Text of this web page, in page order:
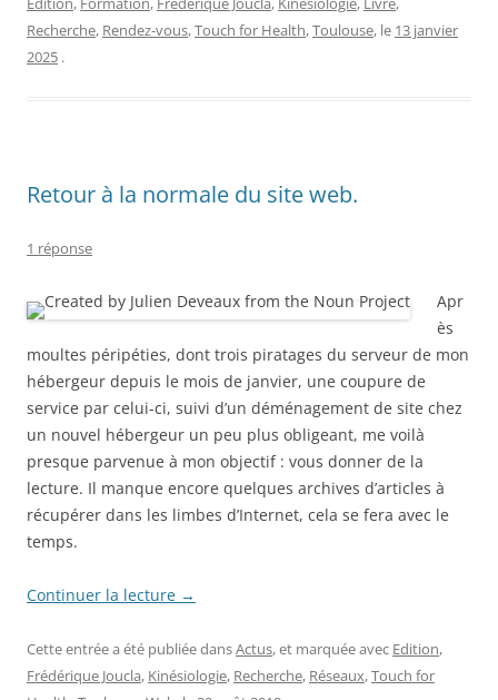
Recherche, Rendez-vous,Touch for Health,Toulouse, le 13 janvier
2025 .
Retour à la normale du site web.
1 réponse
Apr
ès
moultes péripéties, dont trois piratages du serveur de mon
hébergeur depuis le mois de janvier, une coupure de
service par celui-ci, suivi d’un déménagement de site chez
un nouvel hébergeur un peu plus obligeant, me voilà
presque parvenue à mon objectif : vous donner de la
lecture. Il manque encore quelques archives d’articles à
récupérer dans les limbes d’Internet, cela se fera avec le
temps.
Continuer la lecture →
Cette entrée a été publiée dansActus, et marquée avec Edition,
Frédérique Joucla, Kinésiologie, Recherche, Réseaux,Touch for